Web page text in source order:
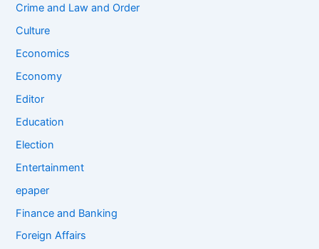
Crime and Law and Order
Culture
Economics
Economy
Editor
Education
Election
Entertainment
epaper
Finance and Banking
Foreign Affairs